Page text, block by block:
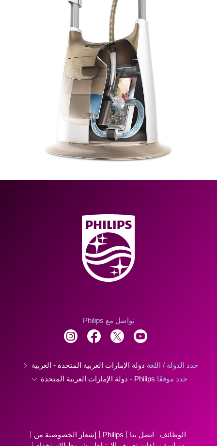
تواصل مع Philips
حدد الدولة / اللغة دولة الإمارات العربية المتحدة - العربية
حدد موقعًاPhilips - دولة الإمارات العربية المتحدة
الوظائف اتصل بنا Philips
إشعار الخصوصية من